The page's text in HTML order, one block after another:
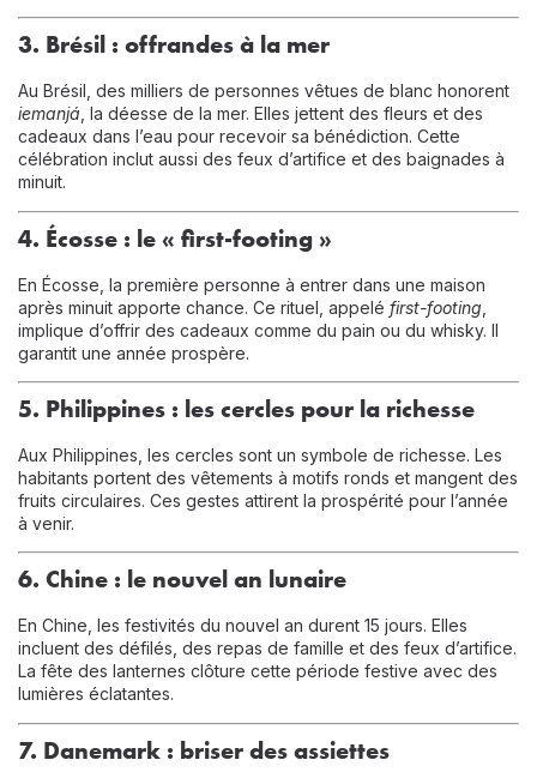
3. Brésil : offrandes à la mer
Au Brésil, des milliers de personnes vêtues de blanc honorent
iemanjá , la déesse de la mer. Elles jettent des fleurs et des
cadeaux dans l’eau pour recevoir sa bénédiction. Cette
célébration inclut aussi des feux d’artifice et des baignades à
minuit.
4. Écosse : le « first-footing »
En Écosse, la première personne à entrer dans une maison
après minuit apporte chance. Ce rituel, appelé first-footing
implique d’offrir des cadeaux comme du pain ou du whisky. Il
garantit une année prospère.
5. Philippines : les cercles pour la richesse
Aux Philippines, les cercles sont un symbole de richesse. Les
habitants portent des vêtements à motifs ronds et mangent des
fruits circulaires. Ces gestes attirent la prospérité pour l’année
à venir.
6. Chine : le nouvel an lunaire
En Chine, les festivités du nouvel an durent 15 jours. Elles
incluent des défilés, des repas de famille et des feux d’artifice.
La fête des lanternes clôture cette période festive avec des
lumières éclatantes.
7. Danemark : briser des assiettes